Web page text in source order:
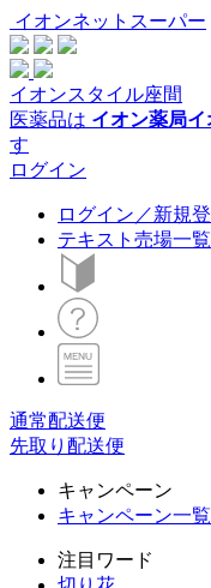
イオンネットスーパー
イオンスタイル座間
医薬品は イオン薬局
す
ログイン
ログイン／新規
テキスト売場一覧
通常配送便
先取り配送便
キャンペーン
キャンペーン一
注目ワード